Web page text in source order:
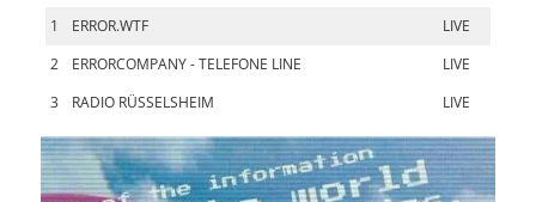
1 LIVE
ERROR.WTF
2
LIVE
ERRORCOMPANY - TELEFONE LINE
3
LIVE
RADIO RÜSSELSHEIM